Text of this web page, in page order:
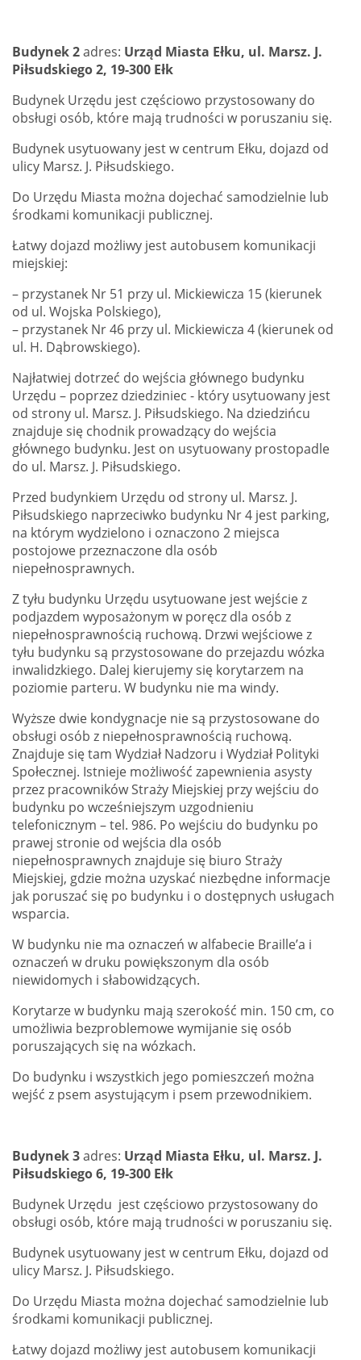
Budynek 2adres: Urząd Miasta Ełku, ul. Marsz. J.
Piłsudskiego 2, 19-300 Ełk
Budynek Urzędu jest częściowo przystosowany do
obsługi osób, które mają trudności w poruszaniu się.
Budynek usytuowany jest w centrum Ełku, dojazd od
ulicy Marsz. J. Piłsudskiego.
Do Urzędu Miasta można dojechać samodzielnie lub
środkami komunikacji publicznej.
Łatwy dojazd możliwy jest autobusem komunikacji
miejskiej:
– przystanek Nr 51 przy ul. Mickiewicza 15 (kierunek
od ul. Wojska Polskiego),
– przystanek Nr 46 przy ul. Mickiewicza 4 (kierunek od
ul. H. Dąbrowskiego).
Najłatwiej dotrzeć do wejścia głównego budynku
Urzędu – poprzez dziedziniec - który usytuowany jest
od strony ul. Marsz. J. Piłsudskiego. Na dziedzińcu
znajduje się chodnik prowadzący do wejścia
głównego budynku. Jest on usytuowany prostopadle
do ul. Marsz. J. Piłsudskiego.
Przed budynkiem Urzędu od strony ul. Marsz. J.
Piłsudskiego naprzeciwko budynku Nr 4 jest parking,
na którym wydzielono i oznaczono 2 miejsca
postojowe przeznaczone dla osób
niepełnosprawnych.
Z tyłu budynku Urzędu usytuowane jest wejście z
podjazdem wyposażonym w poręcz dla osób z
niepełnosprawnością ruchową. Drzwi wejściowe z
tyłu budynku są przystosowane do przejazdu wózka
inwalidzkiego. Dalej kierujemy się korytarzem na
poziomie parteru. W budynku nie ma windy.
Wyższe dwie kondygnacje nie są przystosowane do
obsługi osób z niepełnosprawnością ruchową.
Znajduje się tam Wydział Nadzoru i Wydział Polityki
Społecznej. Istnieje możliwość zapewnienia asysty
przez pracowników Straży Miejskiej przy wejściu do
budynku po wcześniejszym uzgodnieniu
telefonicznym – tel. 986. Po wejściu do budynku po
prawej stronie od wejścia dla osób
niepełnosprawnych znajduje się biuro Straży
Miejskiej, gdzie można uzyskać niezbędne informacje
jak poruszać się po budynku i o dostępnych usługach
wsparcia.
W budynku nie ma oznaczeń w alfabecie Braille’a i
oznaczeń w druku powiększonym dla osób
niewidomych i słabowidzących.
Korytarze w budynku mają szerokość min. 150 cm, co
umożliwia bezproblemowe wymijanie się osób
poruszających się na wózkach.
Do budynku i wszystkich jego pomieszczeń można
wejść z psem asystującym i psem przewodnikiem.
Budynek 3adres: Urząd Miasta Ełku, ul. Marsz. J.
Piłsudskiego 6, 19-300 Ełk
Budynek Urzędu jest częściowo przystosowany do
obsługi osób, które mają trudności w poruszaniu się.
Budynek usytuowany jest w centrum Ełku, dojazd od
ulicy Marsz. J. Piłsudskiego.
Do Urzędu Miasta można dojechać samodzielnie lub
środkami komunikacji publicznej.
Łatwy dojazd możliwy jest autobusem komunikacji